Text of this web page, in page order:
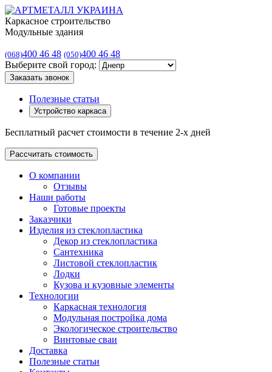
Каркасное строительство
Модульные здания
(068)400 46 48 (050)400 46 48
Выберите свой город:
Заказать звонок
Полезные статьи
Устройство каркаса
Бесплатный расчет стоимости в течение 2-х дней
Рассчитать стоимость
О компании
Отзывы
Наши работы
Готовые проекты
Заказчики
Изделия из стеклопластика
Декор из стеклопластика
Сантехника
Листовой стеклопластик
Лодки
Кузова и кузовные элементы
Технологии
Каркасная технология
Модульная постройка дома
Экологическое строительство
Винтовые сваи
Доставка
Полезные статьи